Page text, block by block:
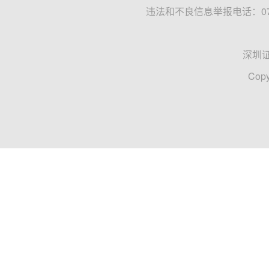
违法和不良信息举报电话：
深圳